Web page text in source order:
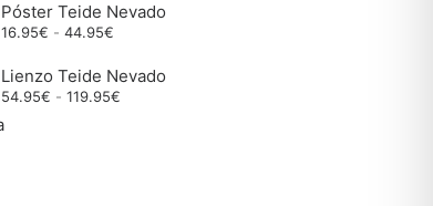
Póster Teide Nevado
16.95€ - 44.95€
desde
16.95€
Lienzo Teide Nevado
54.95€ - 119.95€